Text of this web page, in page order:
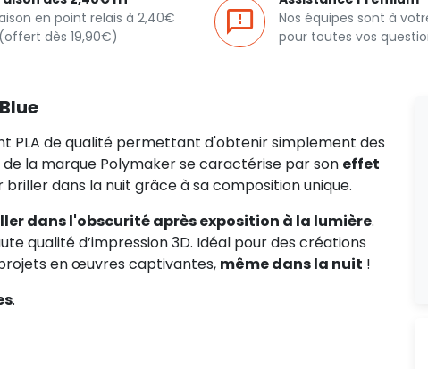
en point relais à 2,40€
dès 19,90€)
Nos équipes sont à
pour toutes vos
PLA de qualité permettant d'obtenir simplement des
la marque Polymaker se caractérise par son effet
dans la nuit grâce à sa composition unique.
dans l'obscurité après exposition à la lumière.
qualité d’impression 3D. Idéal pour des créations
en œuvres captivantes, même dans la nuit !
.